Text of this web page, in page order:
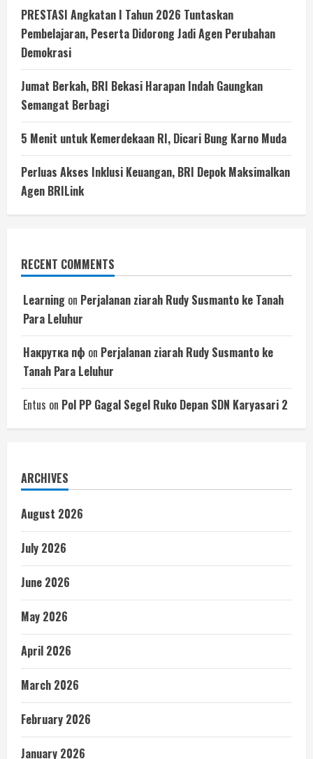
PRESTASI Angkatan I Tahun 2026 Tuntaskan
Pembelajaran, Peserta Didorong Jadi Agen Perubahan
Demokrasi
Jumat Berkah, BRI Bekasi Harapan Indah Gaungkan
Semangat Berbagi
5 Menit untuk Kemerdekaan RI, Dicari Bung Karno Muda
Perluas Akses Inklusi Keuangan, BRI Depok Maksimalkan
Agen BRILink
RECENT COMMENTS
Learning on Perjalanan ziarah Rudy Susmanto ke Tanah
Para Leluhur
Накрутка пф on Perjalanan ziarah Rudy Susmanto ke
Tanah Para Leluhur
Entus on Pol PP Gagal Segel Ruko Depan SDN Karyasari 2
ARCHIVES
August 2026
July 2026
June 2026
May 2026
April 2026
March 2026
February 2026
January 2026